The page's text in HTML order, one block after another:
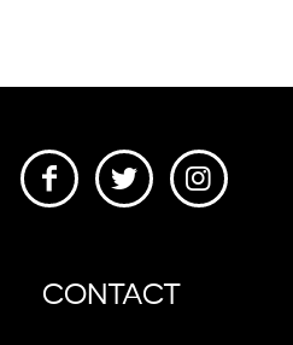
CONTACT